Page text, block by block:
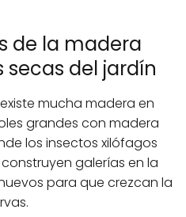
de la madera
del jardín
mucha madera en
grandes con madera
los insectos xilófagos
galerías en la
para que crezcan la